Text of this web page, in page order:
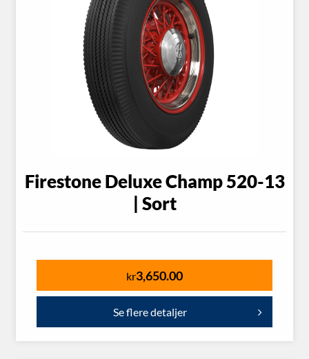
Firestone Deluxe Champ 520-13
| Sort
kr3,650.00
Se flere detaljer